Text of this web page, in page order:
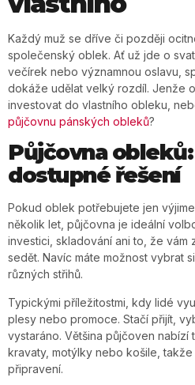
Každý muž se dříve či později
společenský oblek. Ať už jde o
večírek nebo významnou oslavu,
dokáže udělat velký rozdíl. Jenže
investovat do vlastního obleku,
půjčovnu pánských obleků?
Půjčovna
dostupné řešení
Pokud oblek potřebujete jen
několik let, půjčovna je ideální
investici, skladování ani to, že vám
sedět. Navíc máte možnost vybrat
různých střihů.
Typickými příležitostmi, kdy lidé
plesy nebo promoce. Stačí přijít,
vystaráno. Většina půjčoven nabízí
kravaty, motýlky nebo košile,
připravení.